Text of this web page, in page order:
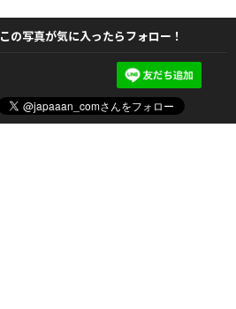
この写真が気に入ったらフォロー！